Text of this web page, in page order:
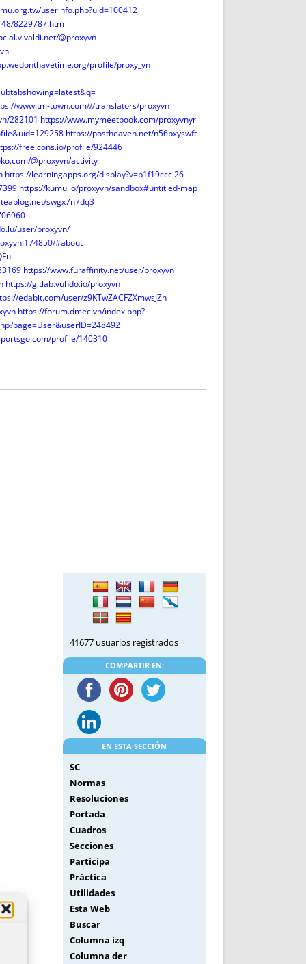
userinfo.php?uid=100412
8229787.htm
@proxyvn
profile/proxy_vn
www.tm-town.com///translators/proxyvn
282101 https://www.mymeetbook.com/proxyvnyr
https://postheaven.net/n56pxyswft
freeicons.io/profile/924446
@proxyvn/activity
https://learningapps.org/display?v=p1f19cccj26
https://kumu.io/proxyvn/sandbox#untitled-map
swgx7n7dq3
user/proxyvn/
#about
https://www.furaffinity.net/user/proxyvn
https://gitlab.vuhdo.io/proxyvn
edabit.com/user/z9KTwZACFZXmwsJZn
https://forum.dmec.vn/index.php?
profile/140310
41677 usuarios registrados
COMPARTIR EN:
EN ESTA SECCIÓN
SC
Normas
Resoluciones
Portada
Cuadros
Secciones
Participa
Práctica
Utilidades
Esta Web
Buscar
Columna izq
Columna der